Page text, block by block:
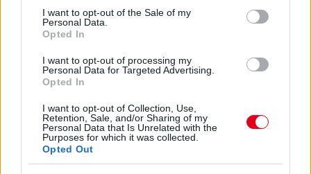
consent section.
I want to opt-out of the Sale of my
Personal Data.
Opted In
I want to opt-out of processing my
Personal Data for Targeted Advertising.
Opted In
I want to opt-out of Collection, Use,
Retention, Sale, and/or Sharing of my
Personal Data that Is Unrelated with the
Purposes for which it was collected.
Opted Out